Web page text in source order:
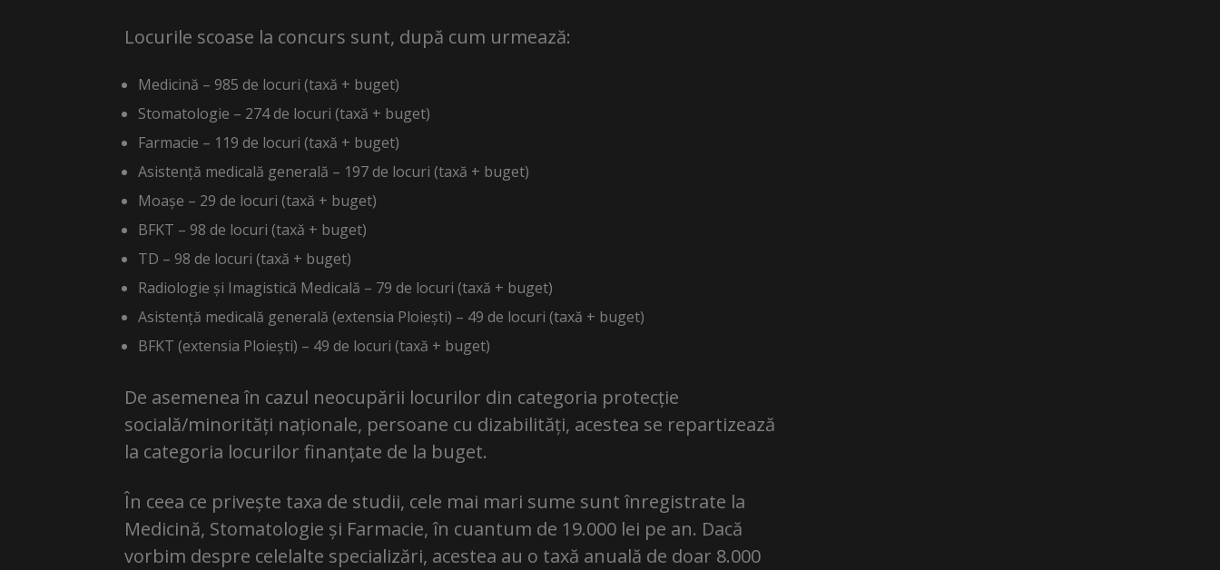
Locurile scoase la concurs sunt, după cum urmează:
Medicină – 985 de locuri (taxă + buget)
Stomatologie – 274 de locuri (taxă + buget)
Farmacie – 119 de locuri (taxă + buget)
Asistență medicală generală – 197 de locuri (taxă + buget)
Moașe – 29 de locuri (taxă + buget)
BFKT – 98 de locuri (taxă + buget)
TD – 98 de locuri (taxă + buget)
Radiologie și Imagistică Medicală – 79 de locuri (taxă + buget)
Asistență medicală generală (extensia Ploiești) – 49 de locuri (taxă + buget)
BFKT (extensia Ploiești) – 49 de locuri (taxă + buget)
De asemenea în cazul neocupării locurilor din categoria protecție
socială/minorități naționale, persoane cu dizabilități, acestea se repartizează
la categoria locurilor finanțate de la buget.
În ceea ce privește taxa de studii, cele mai mari sume sunt înregistrate la
Medicină, Stomatologie și Farmacie, în cuantum de 19.000 lei pe an. Dacă
vorbim despre celelalte specializări, acestea au o taxă anuală de doar 8.000